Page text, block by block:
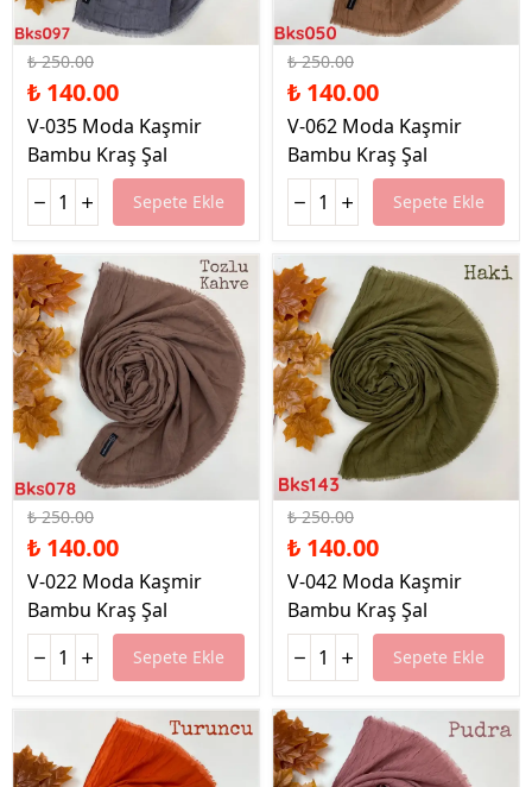
%44 İndirim
₺ 250.00
₺ 140.00
V-035 Moda Kaşmir
Bambu Kraş Şal
Sepete Ekle
%44 İndirim
₺ 250.00
₺ 140.00
V-062 Moda Kaşmir
Bambu Kraş Şal
Sepete Ekle
%44 İndirim
₺ 250.00
₺ 140.00
V-022 Moda Kaşmir
Bambu Kraş Şal
Sepete Ekle
%44 İndirim
₺ 250.00
₺ 140.00
V-042 Moda Kaşmir
Bambu Kraş Şal
Sepete Ekle